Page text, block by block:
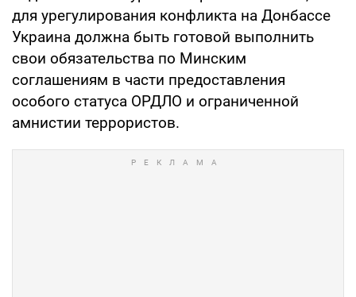
для урегулирования конфликта на Донбассе
Украина должна быть готовой выполнить
свои обязательства по Минским
соглашениям в части предоставления
особого статуса ОРДЛО и ограниченной
амнистии террористов.